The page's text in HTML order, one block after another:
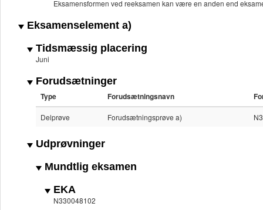
Eksamensformen ved reeksamen kan være en anden end
Eksamenselement a)
Tidsmæssig placering
Juni
Forudsætninger
Type Forudsætningsnavn
Delprøve Forudsætningsprøve a)
Udprøvninger
Mundtlig eksamen
EKA
N330048102